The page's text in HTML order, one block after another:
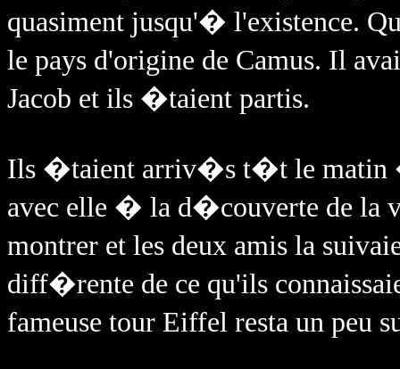
quasiment jusqu'� l'existence.
le pays d'origine de Camus. Il
Jacob et ils �taient partis.
Ils �taient arriv�s t�t le matin
avec elle � la d�couverte de la
montrer et les deux amis la
diff�rente de ce qu'ils
fameuse tour Eiffel resta un peu